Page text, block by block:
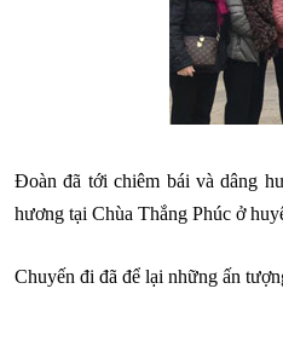
Đoàn đã tới chiêm bái và dâng
hương tại Chùa Thắng Phúc ở
Chuyến đi đã để lại những ấn